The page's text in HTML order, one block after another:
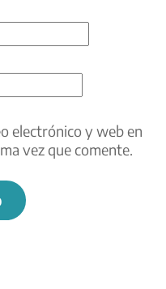
electrónico y web en
vez que comente.